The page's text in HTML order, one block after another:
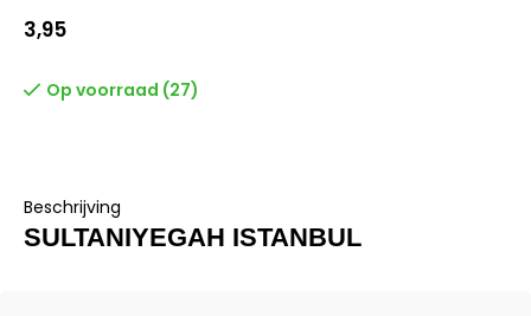
3,95
Op voorraad (27)
Beschrijving
SULTANIYEGAH ISTANBUL